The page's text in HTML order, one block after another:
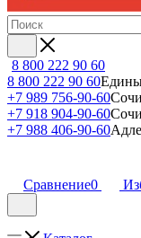
8 800 222 90 60
8 800 222 90 60
+7 989 756-90-60
+7 918 904-90-60
+7 988 406-90-60
Сравнение0